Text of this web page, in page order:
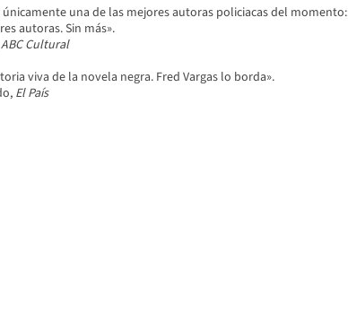
únicamente una de las mejores autoras policiacas del momento:
autoras. Sin más».
ABC Cultural
viva de la novela negra. Fred Vargas lo borda».
El País